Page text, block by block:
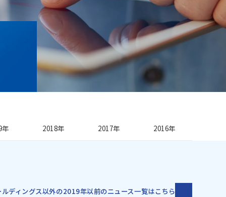
年 2018年 2017年 2016年
ディングス以外の2019年以前のニュース一覧はこちら